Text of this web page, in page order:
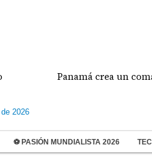
Panamá crea un comando
2026
⚽ PASIÓN MUNDIALISTA 2026